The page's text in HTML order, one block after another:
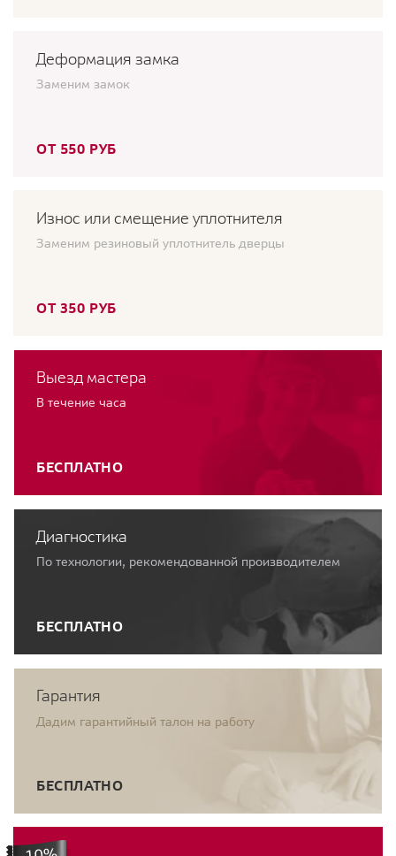
Деформация замка
Заменим замок
ОТ 550 РУБ
Износ или смещение уплотнителя
Заменим резиновый уплотнитель дверцы
ОТ 350 РУБ
Выезд мастера
В течение часа
БЕСПЛАТНО
Диагностика
По технологии, рекомендованной производителем
БЕСПЛАТНО
Гарантия
Дадим гарантийный талон на работу
БЕСПЛАТНО